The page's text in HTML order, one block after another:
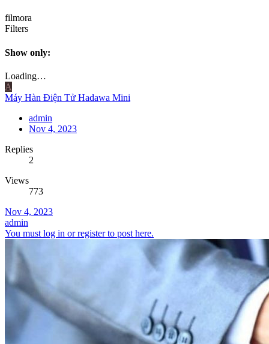
filmora
Filters
Show only:
Loading…
A
Máy Hàn Điện Tử Hadawa Mini
admin
Nov 4, 2023
Replies
2
Views
773
Nov 4, 2023
admin
You must log in or register to post here.